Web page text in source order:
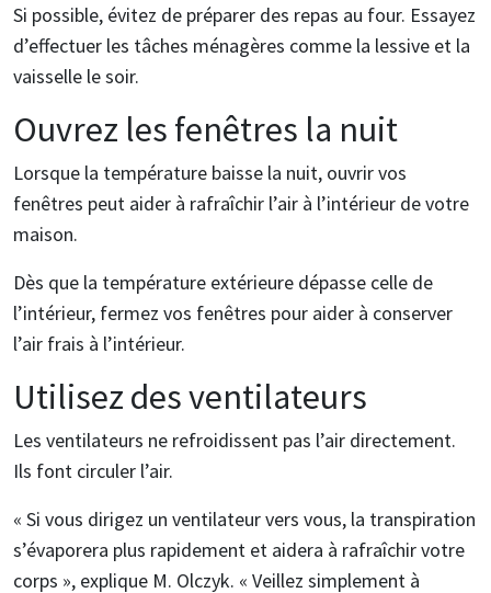
Si possible, évitez de préparer des repas au four. Essayez
d’effectuer les tâches ménagères comme la lessive et la
vaisselle le soir.
Ouvrez les fenêtres la nuit
Lorsque la température baisse la nuit, ouvrir vos
fenêtres peut aider à rafraîchir l’air à l’intérieur de votre
maison.
Dès que la température extérieure dépasse celle de
l’intérieur, fermez vos fenêtres pour aider à conserver
l’air frais à l’intérieur.
Utilisez des ventilateurs
Les ventilateurs ne refroidissent pas l’air directement.
Ils font circuler l’air.
« Si vous dirigez un ventilateur vers vous, la transpiration
s’évaporera plus rapidement et aidera à rafraîchir votre
corps », explique M. Olczyk. « Veillez simplement à